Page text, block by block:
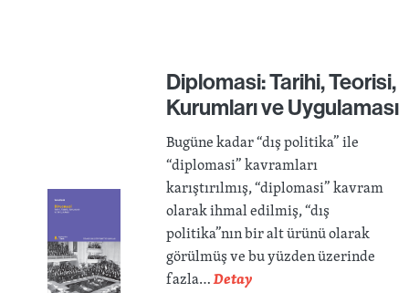
Diplomasi: Tarihi, Teorisi,
Kurumları ve Uygulaması
Bugüne kadar “dış politika” ile
“diplomasi” kavramları
karıştırılmış, “diplomasi” kavram
olarak ihmal edilmiş, “dış
politika”nın bir alt ürünü olarak
görülmüş ve bu yüzden üzerinde
fazla…Detay